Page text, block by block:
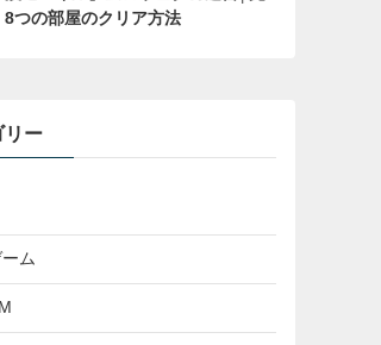
8つの部屋のクリア方法
リー
ム